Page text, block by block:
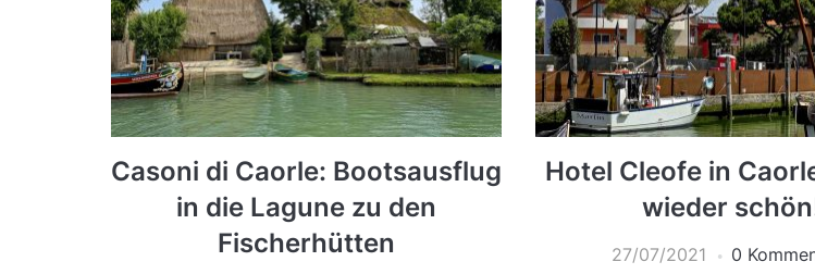
Casoni di Caorle: Bootsausflug
in die Lagune zu den
Fischerhütten
Hotel Cleofe in
wieder
27/07/2021 0